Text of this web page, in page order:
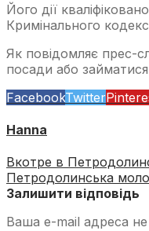
Його дії
Кримінального
Як повідомляє прес-
посади або
FacebookTwitter
Hanna
Вкотре в
Петродолинська
Залишити відповідь
Ваша e-mail адреса